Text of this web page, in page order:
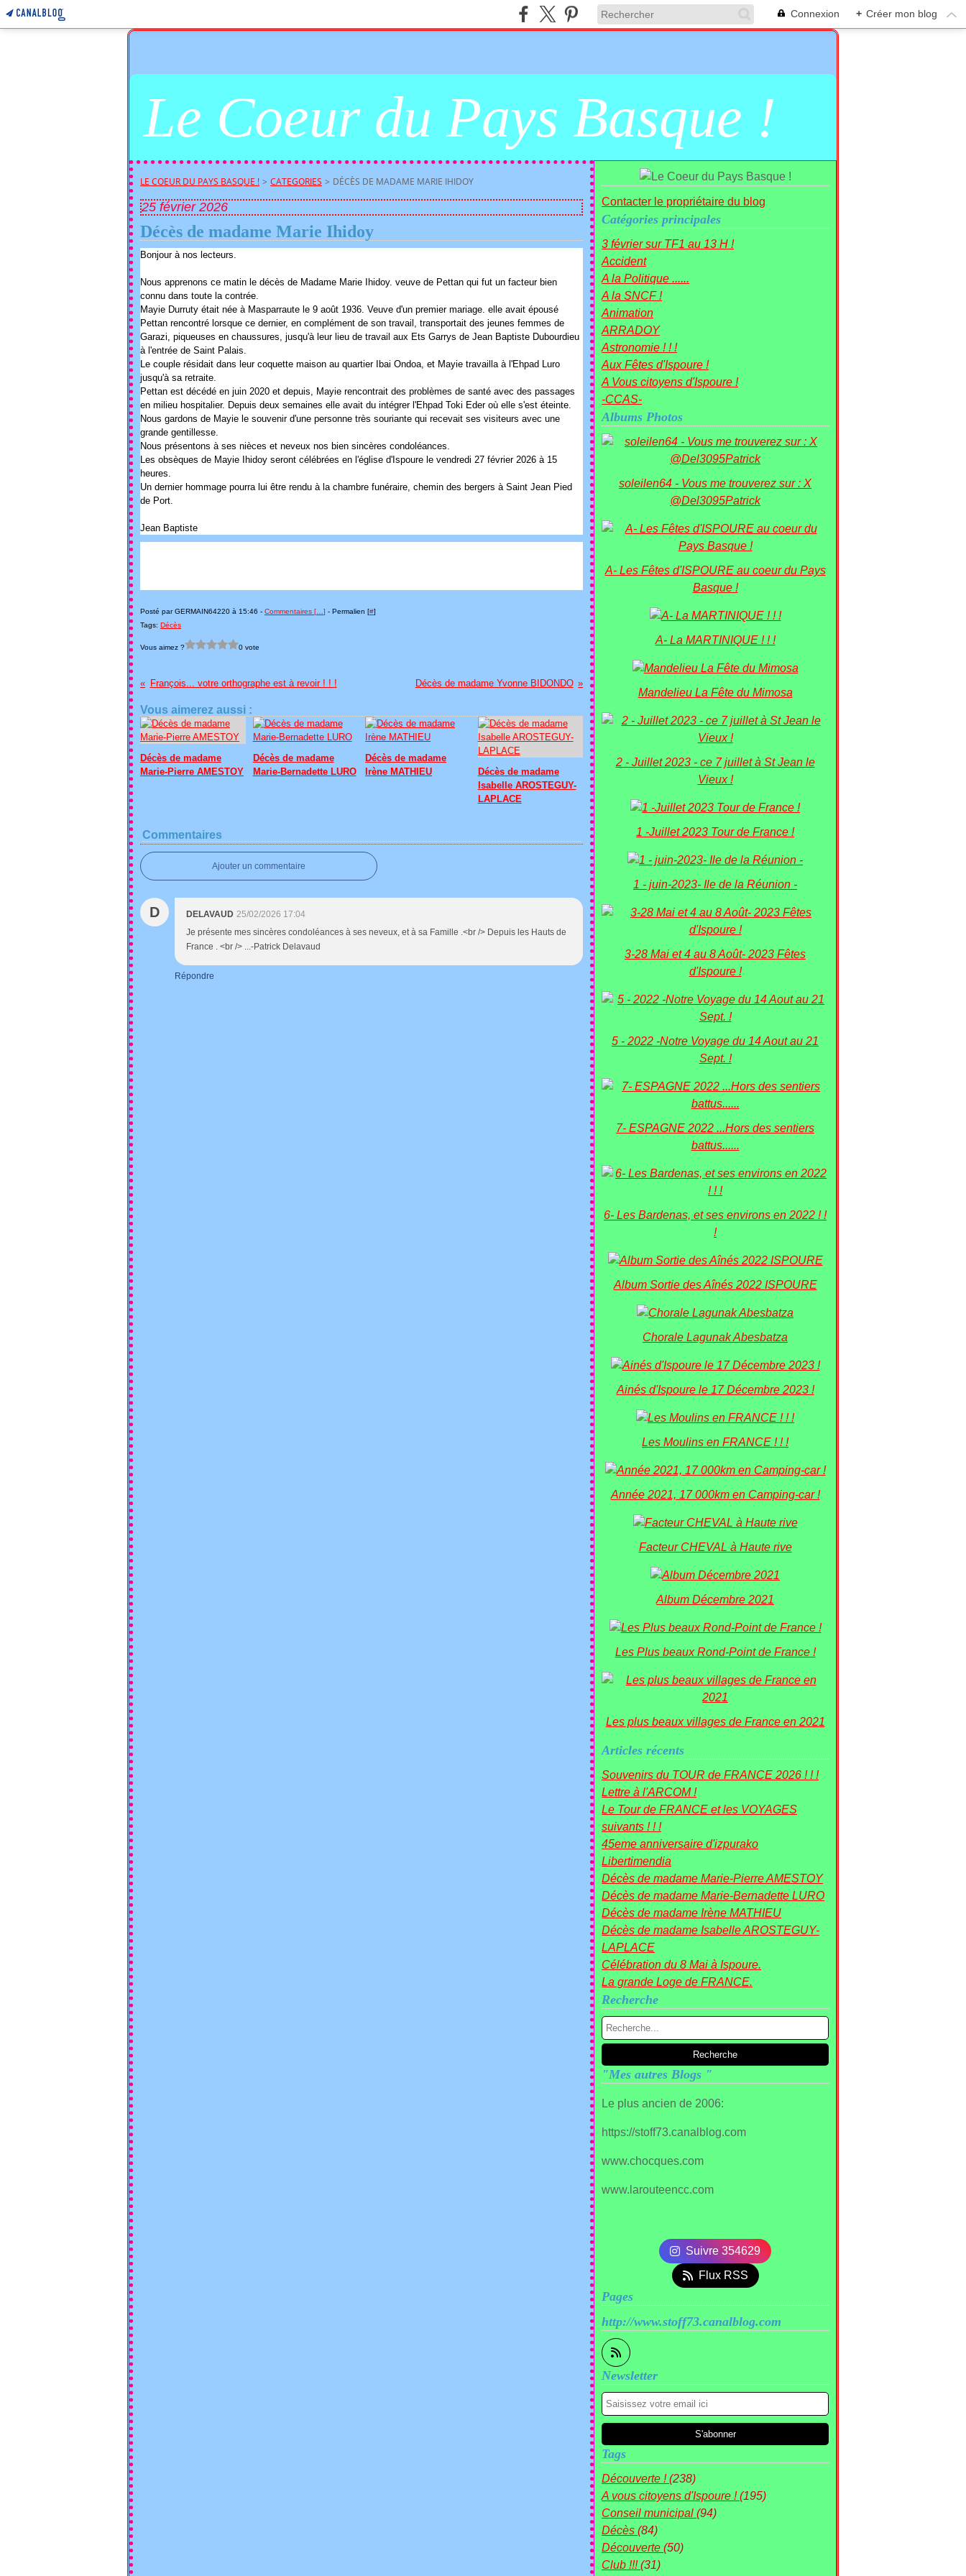
Connexion + Créer mon blog
Le Coeur du Pays Basque !
LE COEUR DU PAYS BASQUE ! > CATEGORIES > DÉCÈS DE MADAME MARIE IHIDOY
25 février 2026
Décès de madame Marie Ihidoy
Bonjour à nos lecteurs.
Nous apprenons ce matin le décès de Madame Marie Ihidoy. veuve de Pettan qui fut un facteur bien
connu dans toute la contrée.
Mayie Durruty était née à Masparraute le 9 août 1936. Veuve d'un premier mariage. elle avait épousé
Pettan rencontré lorsque ce dernier, en complément de son travail, transportait des jeunes femmes de
Garazi, piqueuses en chaussures, jusqu'à leur lieu de travail aux Ets Garrys de Jean Baptiste Dubourdieu
à l'entrée de Saint Palais.
Le couple résidait dans leur coquette maison au quartier Ibai Ondoa, et Mayie travailla à l'Ehpad Luro
jusqu'à sa retraite.
Pettan est décédé en juin 2020 et depuis, Mayie rencontrait des problèmes de santé avec des passages
en milieu hospitalier. Depuis deux semaines elle avait du intégrer l'Ehpad Toki Eder où elle s'est éteinte.
Nous gardons de Mayie le souvenir d'une personne très souriante qui recevait ses visiteurs avec une
grande gentillesse.
Nous présentons à ses nièces et neveux nos bien sincères condoléances.
Les obsèques de Mayie Ihidoy seront célébrées en l'église d'Ispoure le vendredi 27 février 2026 à 15
heures.
Un dernier hommage pourra lui être rendu à la chambre funéraire, chemin des bergers à Saint Jean Pied
de Port.
Jean Baptiste
Posté par GERMAIN64220 à 15:46 - Commentaires [ ] - Permalien [#]
Tags: Décès
Vous aimez ? 0 vote
François... votre orthographe est à revoir ! ! ! Décès de madame Yvonne BIDONDO
Vous aimerez aussi :
Décès de madame
Marie-Pierre AMESTOY
Décès de madame
Marie-Bernadette LURO
Décès de madame
Irène MATHIEU
Décès de madame
Isabelle AROSTEGUY-
LAPLACE
Commentaires
Ajouter un commentaire
D DELAVAUD 25/02/2026 17:04
Je présente mes sincères condoléances à ses neveux, et à sa Famille .<br /> Depuis les Hauts de
France . <br /> ...-Patrick Delavaud
Répondre
Contacter le propriétaire du blog
Catégories principales
3 février sur TF1 au 13 H !
Accident
A la Politique ......
A la SNCF !
Animation
ARRADOY
Astronomie ! ! !
Aux Fêtes d'Ispoure !
A Vous citoyens d'Ispoure !
-CCAS-
Albums Photos
soleilen64 - Vous me trouverez sur : X
@Del3095Patrick
A- Les Fêtes d'ISPOURE au coeur du Pays
Basque !
A- La MARTINIQUE ! ! !
Mandelieu La Fête du Mimosa
2 - Juillet 2023 - ce 7 juillet à St Jean le
Vieux !
1 -Juillet 2023 Tour de France !
1 - juin-2023- Ile de la Réunion -
3-28 Mai et 4 au 8 Août- 2023 Fêtes
d'Ispoure !
5 - 2022 -Notre Voyage du 14 Aout au 21
Sept. !
7- ESPAGNE 2022 ...Hors des sentiers
battus......
6- Les Bardenas, et ses environs en 2022 ! !
!
Album Sortie des Aînés 2022 ISPOURE
Chorale Lagunak Abesbatza
Ainés d'Ispoure le 17 Décembre 2023 !
Les Moulins en FRANCE ! ! !
Année 2021, 17 000km en Camping-car !
Facteur CHEVAL à Haute rive
Album Décembre 2021
Les Plus beaux Rond-Point de France !
Les plus beaux villages de France en 2021
Articles récents
Souvenirs du TOUR de FRANCE 2026 ! ! !
Lettre à l'ARCOM !
Le Tour de FRANCE et les VOYAGES
suivants ! ! !
45eme anniversaire d'izpurako
Libertimendia
Décès de madame Marie-Pierre AMESTOY
Décès de madame Marie-Bernadette LURO
Décès de madame Irène MATHIEU
Décès de madame Isabelle AROSTEGUY-
LAPLACE
Célébration du 8 Mai à Ispoure.
La grande Loge de FRANCE.
Recherche
"Mes autres Blogs "
Le plus ancien de 2006:
https://stoff73.canalblog.com
www.chocques.com
www.larouteencc.com
Suivre 354629
Flux RSS
Pages
http://www.stoff73.canalblog.com
Newsletter
Tags
Découverte !(238)
A vous citoyens d'Ispoure !(195)
Conseil municipal(94)
Décès(84)
Découverte(50)
Club !!!(31)